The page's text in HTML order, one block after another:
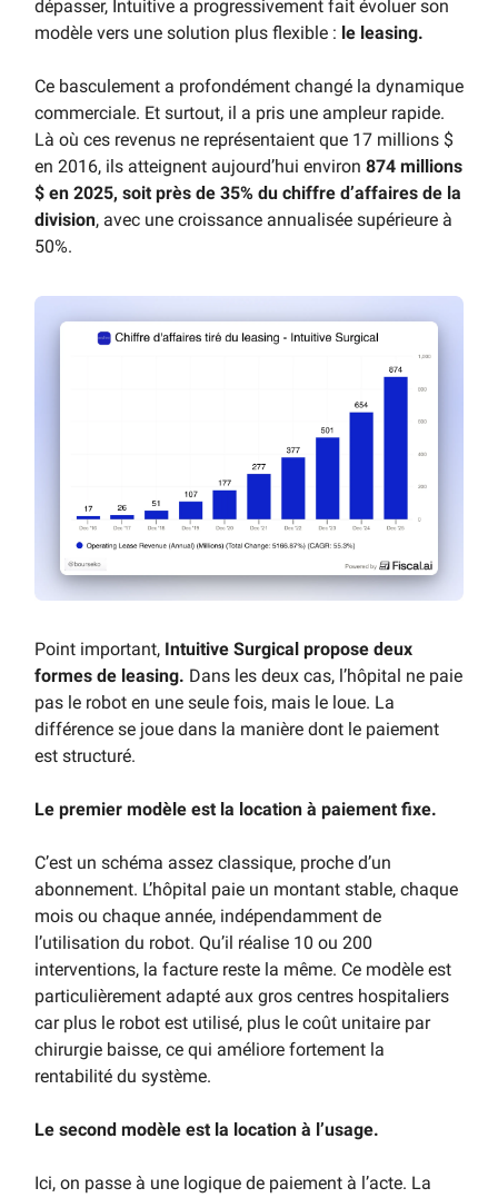
dépasser, Intuitive a progressivement fait évoluer son
modèle vers une solution plus flexible : le leasing.
Ce basculement a profondément changé la dynamique
commerciale. Et surtout, il a pris une ampleur rapide.
Là où ces revenus ne représentaient que 17 millions $
en 2016, ils atteignent aujourd’hui environ 874 millions
$ en 2025, soit près de 35% du chiffre d’affaires de la
division, avec une croissance annualisée supérieure à
50%.
Point important, Intuitive Surgical propose deux
formes de leasing. Dans les deux cas, l’hôpital ne paie
pas le robot en une seule fois, mais le loue. La
différence se joue dans la manière dont le paiement
est structuré.
Le premier modèle est la location à paiement fixe.
C’est un schéma assez classique, proche d’un
abonnement. L’hôpital paie un montant stable, chaque
mois ou chaque année, indépendamment de
l’utilisation du robot. Qu’il réalise 10 ou 200
interventions, la facture reste la même. Ce modèle est
particulièrement adapté aux gros centres hospitaliers
car plus le robot est utilisé, plus le coût unitaire par
chirurgie baisse, ce qui améliore fortement la
rentabilité du système.
Le second modèle est la location à l’usage.
Ici, on passe à une logique de paiement à l’acte. La